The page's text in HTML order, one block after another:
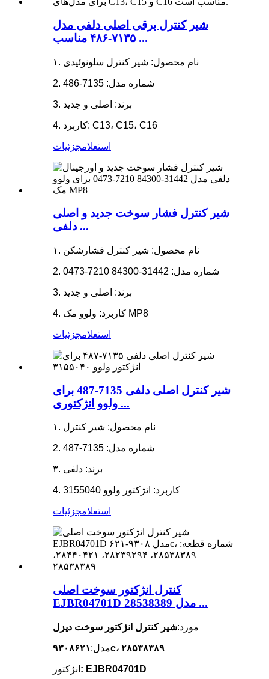
شیر کنترل برقی اصلی دلفی مدل
۷۱۳۵-۴۸۶ مناسب ...
۱. نام محصول: شیر کنترل سلونوئیدی
2. شماره مدل: 7135-486
3. برند: اصلی و جدید
4. کاربرد: C13، C15، C16
استعلامجزئیات
شیر کنترل فشار سوخت جدید و اصلی
دلفی ...
۱. نام محصول: شیر کنترل فشارشکن
2. شماره مدل: 31442-84300 7210-0473
3. برند: اصلی و جدید
4. کاربرد: ولوو مک MP8
استعلامجزئیات
شیر کنترل اصلی دلفی 7135-487 برای
ولوو انژکتوری ...
۱. نام محصول: شیر کنترل
2. شماره مدل: 7135-487
۳. برند: دلفی
4. کاربرد: انژکتور ولوو 3155040
استعلامجزئیات
کنترل انژکتور سوخت اصلی
EJBR04701D مدل 28538389 ...
مورد:شیر کنترل انژکتور سوخت دیزل
مدل:۹۳۰۸۶۲۱c، ۲۸۵۳۸۳۸۹
انژکتور : EJBR04701D